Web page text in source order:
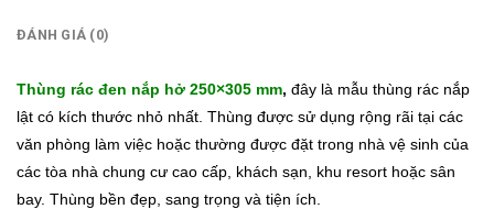
ĐÁNH GIÁ (0)
Thùng rác đen nắp hở 250×305 mm, đây là mẫu thùng rác nắp
lật có kích thước nhỏ nhất. Thùng được sử dụng rộng rãi tại các
văn phòng làm việc hoặc thường được đặt trong nhà vệ sinh của
các tòa nhà chung cư cao cấp, khách sạn, khu resort hoặc sân
bay. Thùng bền đẹp, sang trọng và tiện ích.